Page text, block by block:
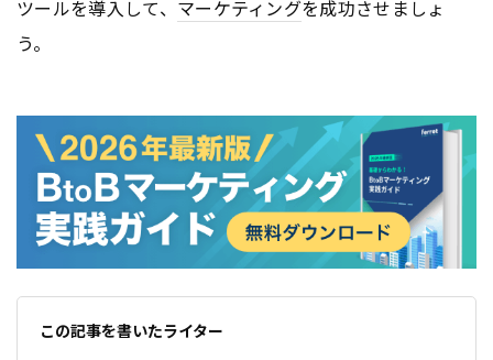
ツールを導入して、 マーケティングを成功させましょ
う。
この記事を書いたライター